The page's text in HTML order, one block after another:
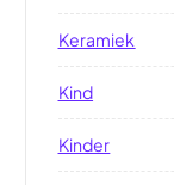
Keramiek
Kind
Kinder